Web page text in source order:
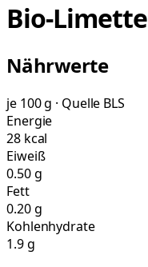
Bio-Limette
Nährwerte
je 100 g · Quelle BLS
Energie
28 kcal
Eiweiß
0.50 g
Fett
0.20 g
Kohlenhydrate
1.9 g